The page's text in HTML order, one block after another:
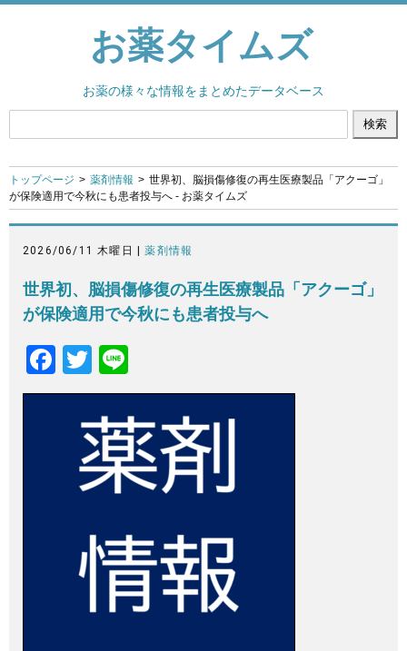
お薬タイムズ
お薬の様々な情報をまとめたデータベース
トップページ 薬剤情報
世界初、脳損傷修復の再生医療製品「アクーゴ」
が保険適用で今秋にも患者投与へ - お薬タイムズ
2026/06/11 木曜日 |薬剤情報
世界初、脳損傷修復の再生医療製品「アクーゴ」
が保険適用で今秋にも患者投与へ
F
a
T
wi
tt
er
n
e